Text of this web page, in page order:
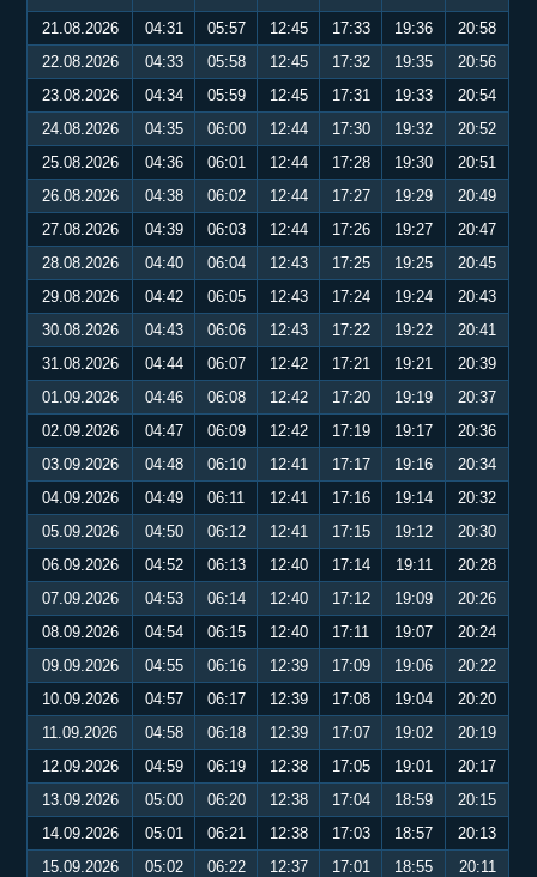
21.08.2026
04:31 05:57 12:45 17:33 19:36
20:58
22.08.2026
04:33 05:58 12:45 17:32 19:35
20:56
23.08.2026
04:34 05:59 12:45 17:31 19:33
20:54
24.08.2026
04:35 06:00 12:44 17:30 19:32
20:52
25.08.2026
04:36 06:01 12:44 17:28 19:30
20:51
26.08.2026
04:38 06:02 12:44 17:27 19:29
20:49
27.08.2026
04:39 06:03 12:44 17:26 19:27
20:47
28.08.2026
04:40 06:04 12:43 17:25 19:25
20:45
29.08.2026
04:42 06:05 12:43 17:24 19:24
20:43
30.08.2026
04:43 06:06 12:43 17:22 19:22
20:41
31.08.2026
04:44 06:07 12:42 17:21 19:21
20:39
01.09.2026
04:46 06:08 12:42 17:20 19:19
20:37
02.09.2026
04:47 06:09 12:42 17:19 19:17
20:36
03.09.2026
04:48 06:10 12:41 17:17 19:16
20:34
04.09.2026
04:49 06:11 12:41 17:16 19:14
20:32
05.09.2026
04:50 06:12 12:41 17:15 19:12
20:30
06.09.2026
04:52 06:13 12:40 17:14 19:11
20:28
07.09.2026
04:53 06:14 12:40 17:12 19:09
20:26
08.09.2026
04:54 06:15 12:40 17:11 19:07
20:24
09.09.2026
04:55 06:16 12:39 17:09 19:06
20:22
10.09.2026
04:57 06:17 12:39 17:08 19:04
20:20
11.09.2026
04:58 06:18 12:39 17:07 19:02
20:19
12.09.2026
04:59 06:19 12:38 17:05 19:01
20:17
13.09.2026
05:00 06:20 12:38 17:04 18:59
20:15
14.09.2026
05:01 06:21 12:38 17:03 18:57
20:13
15.09.2026
05:02 06:22 12:37 17:01 18:55
20:11